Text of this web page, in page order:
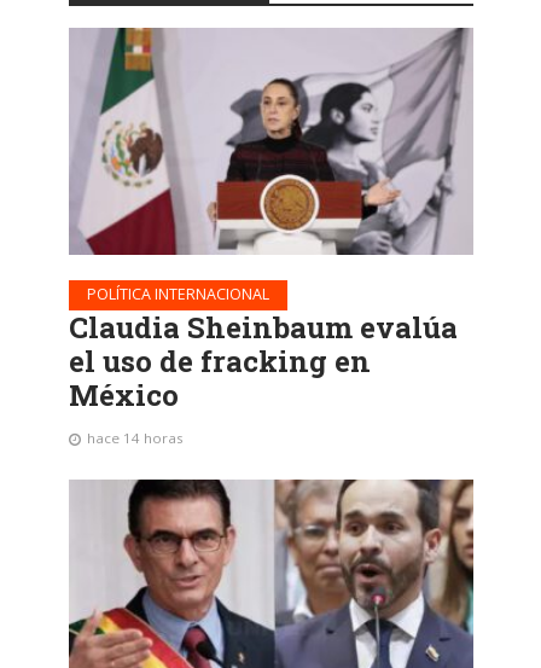
POLÍTICA INTERNACIONAL
Claudia Sheinbaum evalúa
el uso de fracking en
México
hace 14 horas